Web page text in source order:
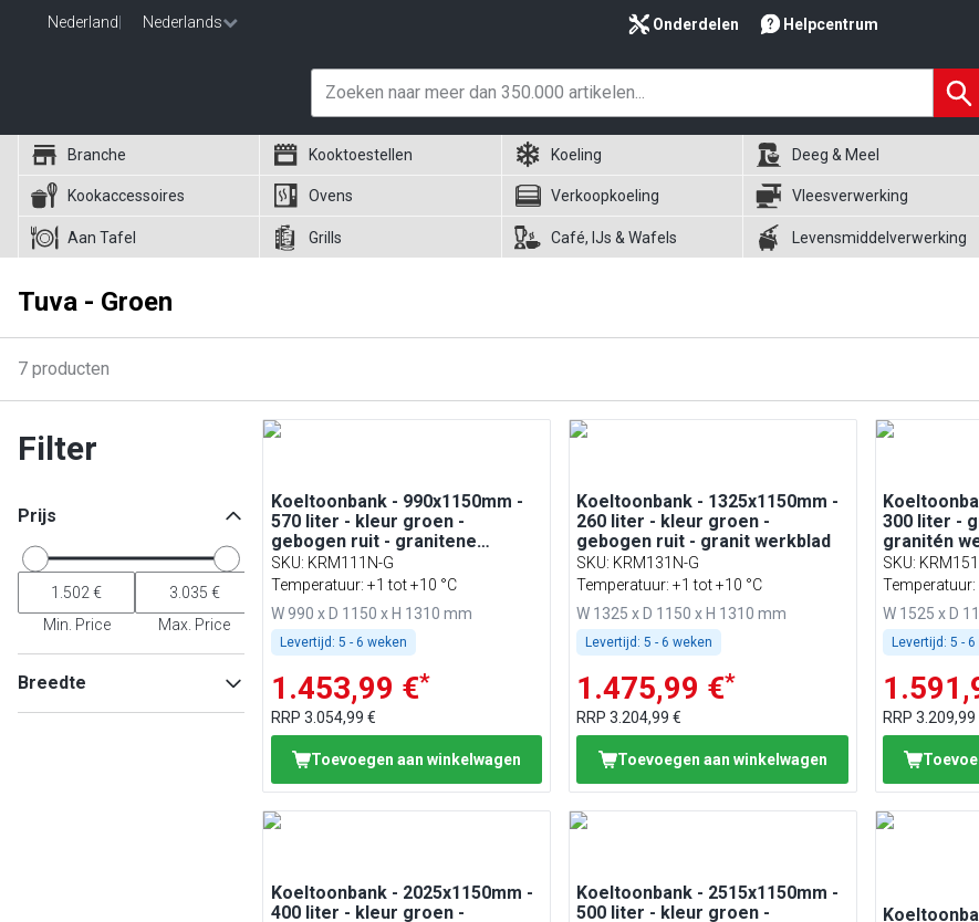
Nederland Nederlands Onderdelen Helpcentrum
Branche Kooktoestellen Koeling Deeg & Meel
Kookaccessoires Ovens Verkoopkoeling Vleesverwerking
Aan Tafel Grills Café, IJs & Wafels Levensmiddelverwerking
Tuva - Groen
7 producten
Filter
Prijs
Min. Price Max. Price
Breedte
Koeltoonbank - 990x1150mm -
570 liter - kleur groen -
gebogen ruit - granitene
werkblad
SKU: KRM111N-G
Temperatuur: +1 tot +10 °C
W 990 x D 1150 x H 1310 mm
Levertijd: 5 - 6 weken
1.453,99 €*
RRP 3.054,99 €
Toevoegen aan winkelwagen
Koeltoonbank - 1325x1150mm -
260 liter - kleur groen -
gebogen ruit - granit werkblad
SKU: KRM131N-G
Temperatuur: +1 tot +10 °C
W 1325 x D 1150 x H 1310 mm
Levertijd: 5 - 6 weken
1.475,99 €*
RRP3.204,99 €
Toevoegen aan winkelwagen
300 liter -
granitén
SKU:
Temperatuur:
W 1525 x D
Levertijd: 5 -
RRP3.209,99
Koeltoonbank - 2025x1150mm -
400 liter - kleur groen -
Koeltoonbank - 2515x1150mm -
500 liter - kleur groen -